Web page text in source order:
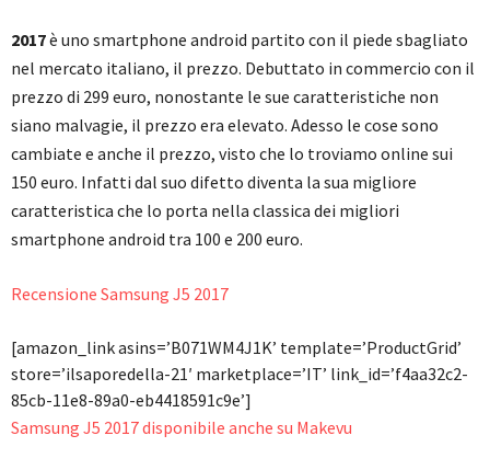
2017è uno smartphone android partito con il piede sbagliato
nel mercato italiano, il prezzo. Debuttato in commercio con il
prezzo di 299 euro, nonostante le sue caratteristiche non
siano malvagie, il prezzo era elevato. Adesso le cose sono
cambiate e anche il prezzo, visto che lo troviamo online sui
150 euro. Infatti dal suo difetto diventa la sua migliore
caratteristica che lo porta nella classica dei migliori
smartphone android tra 100 e 200 euro.
Recensione Samsung J5 2017
[amazon_link asins=’B071WM4J1K’ template=’ProductGrid’
store=’ilsaporedella-21′ marketplace=’IT’ link_id=’f4aa32c2-
85cb-11e8-89a0-eb4418591c9e’]
Samsung J5 2017 disponibile anche su Makevu